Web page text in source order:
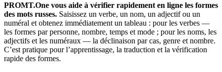
PROMT.One vous aide à vérifier rapidement en ligne les formes
des mots russes. Saisissez un verbe, un nom, un adjectif ou un
numéral et obtenez immédiatement un tableau : pour les verbes —
les formes par personne, nombre, temps et mode ; pour les noms, les
adjectifs et les numéraux — la déclinaison par cas, genre et nombre.
C’est pratique pour l’apprentissage, la traduction et la vérification
rapide des formes.